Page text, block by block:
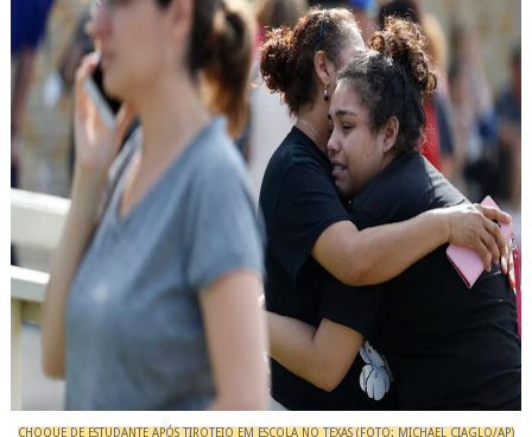
CHOQUE DE ESTUDANTE APÓS TIROTEIO EM ESCOLA NO TEXAS (FOTO: MICHAEL CIAGLO/AP)